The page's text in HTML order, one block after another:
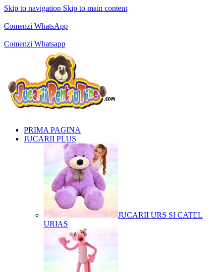
Skip to navigation Skip to main content
Comenzi WhatsApp
Comenzi Whatsapp
PRIMA PAGINA
JUCARII PLUS
JUCARII URS SI CATEL
URIAS